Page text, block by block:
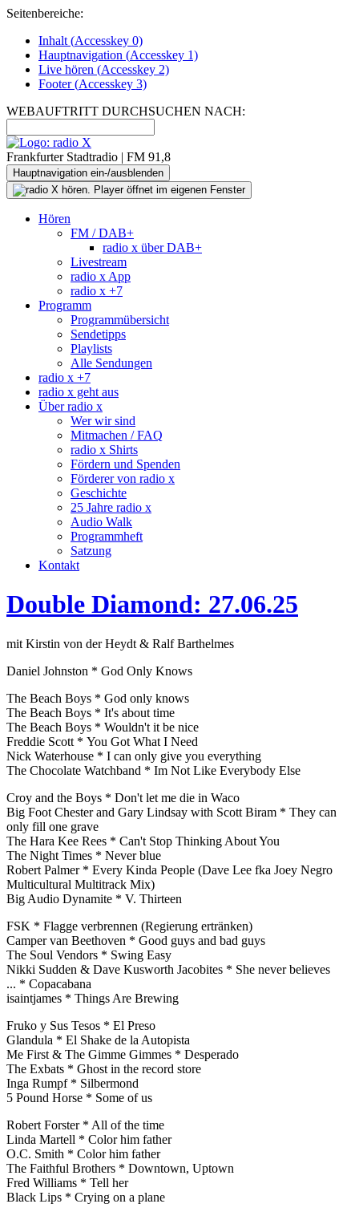
Seitenbereiche:
Inhalt (Accesskey 0)
Hauptnavigation (Accesskey 1)
Live hören (Accesskey 2)
Footer(Accesskey 3)
WEBAUFTRITT DURCHSUCHEN NACH:
Frankfurter Stadtradio | FM 91,8
Hauptnavigation ein-/ausblenden
Hören
FM / DAB+
radio x über DAB+
Livestream
radio x App
radio x +7
Programm
Programmübersicht
Sendetipps
Playlists
Alle Sendungen
radio x +7
radio x geht aus
Über radio x
Wer wir sind
Mitmachen / FAQ
radio x Shirts
Fördern und Spenden
Förderer von radio x
Geschichte
25 Jahre radio x
Audio Walk
Programmheft
Satzung
Kontakt
Double Diamond: 27.06.25
mit Kirstin von der Heydt & Ralf Barthelmes
Daniel Johnston * God Only Knows
The Beach Boys * God only knows
The Beach Boys * It's about time
The Beach Boys * Wouldn't it be nice
Freddie Scott * You Got What I Need
Nick Waterhouse * I can only give you everything
The Chocolate Watchband * Im Not Like Everybody Else
Croy and the Boys * Don't let me die in Waco
Big Foot Chester and Gary Lindsay with Scott Biram * They can
only fill one grave
The Hara Kee Rees * Can't Stop Thinking About You
The Night Times * Never blue
Robert Palmer * Every Kinda People (Dave Lee fka Joey Negro
Multicultural Multitrack Mix)
Big Audio Dynamite * V. Thirteen
FSK * Flagge verbrennen (Regierung ertränken)
Camper van Beethoven * Good guys and bad guys
The Soul Vendors * Swing Easy
Nikki Sudden & Dave Kusworth Jacobites * She never believes
... * Copacabana
isaintjames * Things Are Brewing
Fruko y Sus Tesos * El Preso
Glandula * El Shake de la Autopista
Me First & The Gimme Gimmes * Desperado
The Exbats * Ghost in the record store
Inga Rumpf * Silbermond
5 Pound Horse * Some of us
Robert Forster * All of the time
Linda Martell * Color him father
O.C. Smith * Color him father
The Faithful Brothers * Downtown, Uptown
Fred Williams * Tell her
Black Lips * Crying on a plane